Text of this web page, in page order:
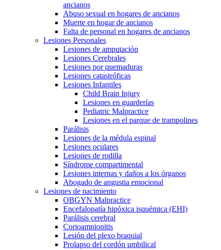
ancianos
Abuso sexual en hogares de ancianos
Muerte en hogar de ancianos
Falta de personal en hogares de ancianos
Lesiones Personales
Lesiones de amputación
Lesiones Cerebrales
Lesiones por quemaduras
Lesiones catastróficas
Lesiones Infantiles
Child Brain Injury
Lesiones en guarderías
Pediatric Malpractice
Lesiones en el parque de trampolines
Parálisis
Lesiones de la médula espinal
Lesiones oculares
Lesiones de rodilla
Síndrome compartimental
Lesiones internas y daños a los órganos
Abogado de angustia emocional
Lesiones de nacimiento
OBGYN Malpractice
Encefalopatía hipóxica isquémica (EHI)
Parálisis cerebral
Corioamnionitis
Lesión del plexo braquial
Prolapso del cordón umbilical